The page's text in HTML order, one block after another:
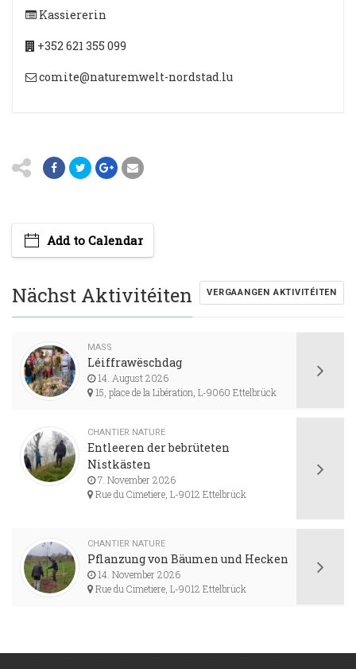
Kassiererin
+352 621 355 099
comite@naturemwelt-nordstad.lu
Add to Calendar
VERGAANGEN AKTIVITÉITEN
Nächst Aktivitéiten
MASS
Léiffrawëschdag
14. August 2026
15, place de la Libération, L-9060 Ettelbrück
CHANTIER NATURE
Entleeren der bebrüteten
Nistkästen
7. November 2026
Rue du Cimetiere, L-9012 Ettelbrück
CHANTIER NATURE
Pflanzung von Bäumen und Hecken
14. November 2026
Rue du Cimetiere, L-9012 Ettelbrück